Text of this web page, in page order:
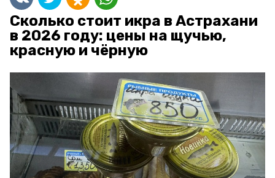
Сколько стоит икра в Астрахани
в 2026 году: цены на щучью,
красную и чёрную